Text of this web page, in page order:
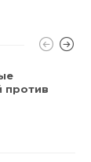
против